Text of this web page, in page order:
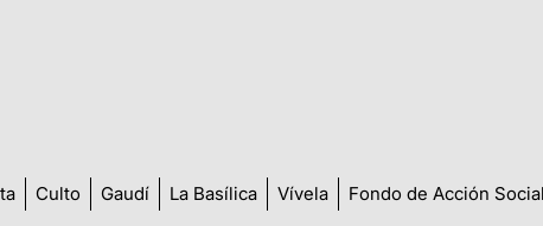
Culto Gaudí La Basílica Vívela Fondo de Acción Social